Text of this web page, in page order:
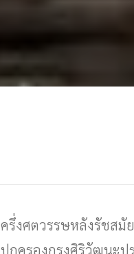
ครึ่งศตวรรษหลังรัชสมั
ปกครองกรุงศิริวัฒนะปุ